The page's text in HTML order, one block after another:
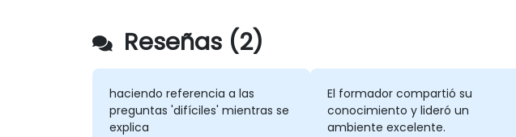
Reseñas (2)
haciendo referencia a las
preguntas 'difíciles' mientras se
explica
El formador compartió su
conocimiento y lideró un
ambiente excelente.